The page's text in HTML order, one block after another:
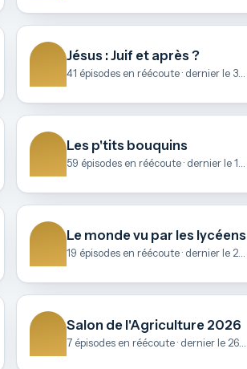
Jésus : Juif et après ?
Les p'tits bouquins
Le monde vu par les lycéens
Salon de l'Agriculture 2026